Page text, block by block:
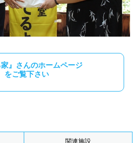
家』さんのホームページ
をご覧下さい
関連施設